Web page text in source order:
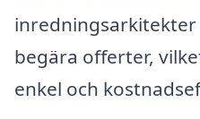
begära offerter,
enkel och